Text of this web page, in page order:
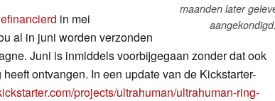
maanden later
aangekondigd.
in mei
al in juni worden verzonden
Juni is inmiddels voorbijgegaan zonder dat ook
ontvangen. In een update van de Kickstarter-
projects/ultrahuman/ultrahuman-ring-